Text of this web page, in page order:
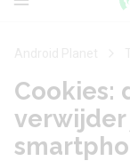
Cookies:
verwijder